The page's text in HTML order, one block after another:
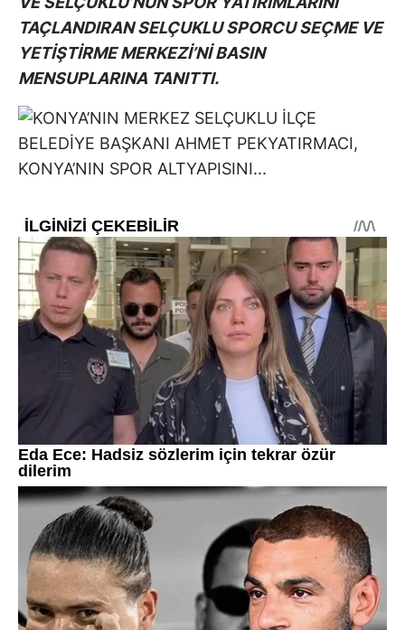
TAÇLANDIRAN SELÇUKLU SPORCU SEÇME VE
YETİŞTİRME MERKEZİ’Nİ BASIN
MENSUPLARINA TANITTI.